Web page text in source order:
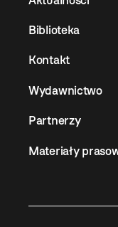
Biblioteka
Kontakt
Wydawnictwo
Partnerzy
Materiały